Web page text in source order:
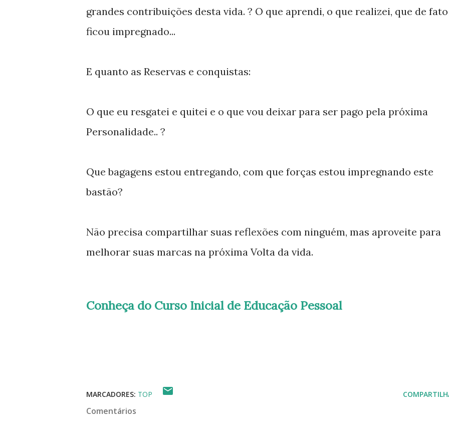
grandes contribuições desta vida. ? O que aprendi, o que realizei, que de fato
ficou impregnado...
E quanto as Reservas e conquistas:
O que eu resgatei e quitei e o que vou deixar para ser pago pela próxima
Personalidade.. ?
Que bagagens estou entregando, com que forças estou impregnando este
bastão?
Não precisa compartilhar suas reflexões com ninguém, mas aproveite para
melhorar suas marcas na próxima Volta da vida.
Conheça do Curso Inicial de Educação Pessoal
MARCADORES: TOP
Comentários